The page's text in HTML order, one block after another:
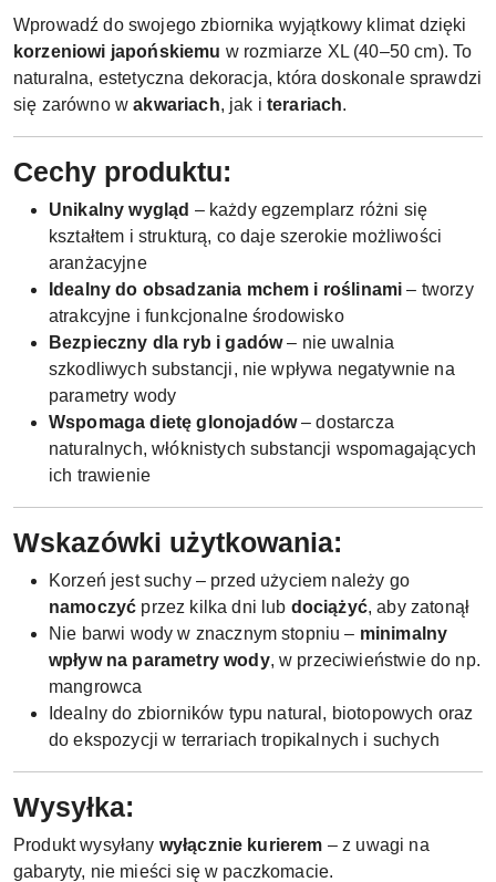
Wprowadź do swojego zbiornika wyjątkowy klimat dzięki
korzeniowi japońskiemu w rozmiarze XL (40–50 cm). To
naturalna, estetyczna dekoracja, która doskonale sprawdzi
się zarówno wakwariach, jak i terariach.
Cechy produktu:
Unikalny wygląd – każdy egzemplarz różni się
kształtem i strukturą, co daje szerokie możliwości
aranżacyjne
Idealny do obsadzania mchem i roślinami – tworzy
atrakcyjne i funkcjonalne środowisko
Bezpieczny dla ryb i gadów– nie uwalnia
szkodliwych substancji, nie wpływa negatywnie na
parametry wody
Wspomaga dietę glonojadów– dostarcza
naturalnych, włóknistych substancji wspomagających
ich trawienie
Wskazówki użytkowania:
Korzeń jest suchy – przed użyciem należy go
namoczyć przez kilka dni lub dociążyć, aby zatonął
Nie barwi wody w znacznym stopniu – minimalny
wpływ na parametry wody, w przeciwieństwie do np.
mangrowca
Idealny do zbiorników typu natural, biotopowych oraz
do ekspozycji w terrariach tropikalnych i suchych
Wysyłka:
Produkt wysyłany wyłącznie kurierem – z uwagi na
gabaryty, nie mieści się w paczkomacie.